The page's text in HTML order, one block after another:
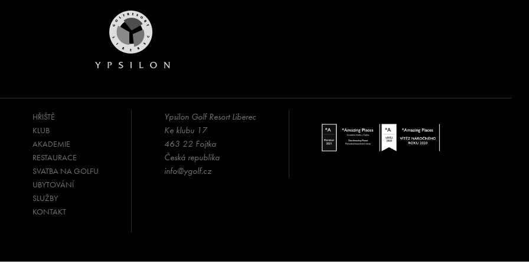
HŘIŠTĚ
KLUB
AKADEMIE
RESTAURACE
SVATBA NA GOLFU
UBYTOVÁNÍ
SLUŽBY
KONTAKT
Ypsilon Golf Resort Liberec
Ke klubu 17
463 22 Fojtka
Česká republika
info@ygolf.cz